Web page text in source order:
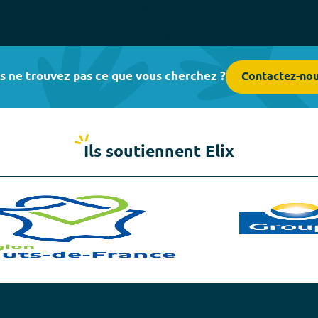
ne trouvez pas ce que vous cherchez ? Contactez-
Ils soutiennent Elix